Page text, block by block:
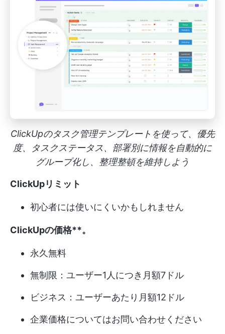
ClickUpのタスク管理テンプレートを使って、優先
度、タスクステータス、部署別に情報を自動的に
グループ化し、整理整頓を維持しよう
ClickUpリミット
初心者には使いにくいかもしれません
ClickUpの価格**。
永久無料
無制限：ユーザー1人につき月額7ドル
ビジネス：ユーザーあたり月額12ドル
企業価格についてはお問い合わせください